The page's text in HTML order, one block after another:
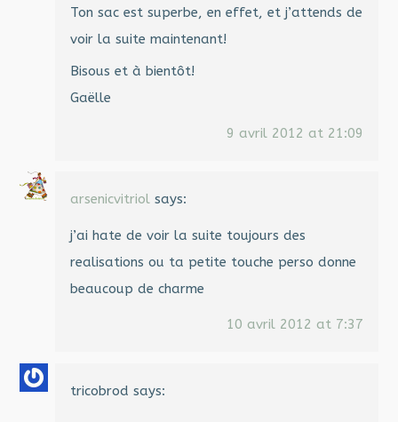
Ton sac est superbe, en effet, et j’attends de
voir la suite maintenant!
Bisous et à bientôt!
Gaëlle
9 avril 2012 at 21:09
arsenicvitriol says:
j’ai hate de voir la suite toujours des
realisations ou ta petite touche perso donne
beaucoup de charme
10 avril 2012 at 7:37
tricobrod says: